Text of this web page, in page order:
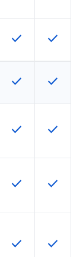
SKU
ใช้ได้กับ SKU
ฟีเจอร์นี้ใช้ได้กับ
check ฟีเจอร์นี้
check
ใช้ได้กับ SKU
ฟีเจอร์นี้ใช้ได้กับ
check ฟีเจอร์นี้
check
SKU
ใช้ได้กับ SKU
ฟีเจอร์นี้ใช้ได้กับ
check ฟีเจอร์นี้
check
SKU
ใช้ได้กับ SKU
ฟีเจอร์นี้ใช้ได้กับ
check ฟีเจอร์นี้
check
บ SKU นี้
ใช้ได้กับ SKU
ฟีเจอร์นี้ใช้ได้กับ
check ฟีเจอร์นี้
check